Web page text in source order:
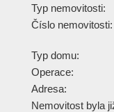
Typ nemovitosti:
Číslo nemovitosti:
Typ domu:
Operace:
Adresa:
Nemovitost byla